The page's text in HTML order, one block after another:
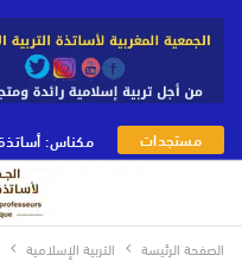
مستجدات
الجمعية
الصفحة الرئيسة التربية الإسلامية